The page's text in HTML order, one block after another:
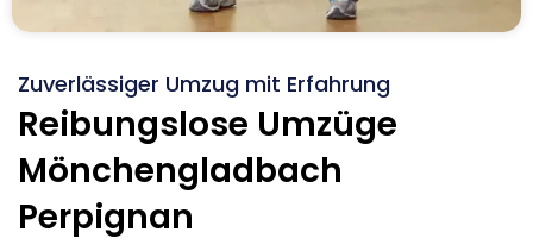
Zuverlässiger Umzug mit Erfahrung
Reibungslose Umzüge
Mönchengladbach
Perpignan